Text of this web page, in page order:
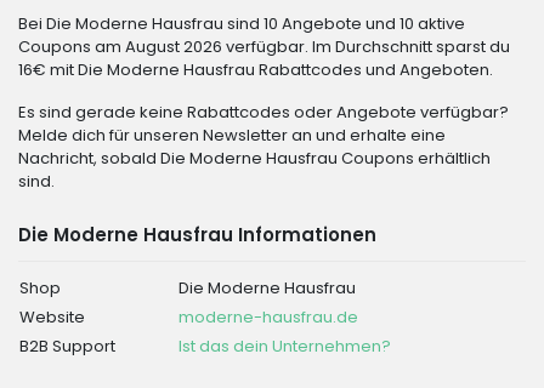
Bei Die Moderne Hausfrau sind 10 Angebote und 10 aktive
Coupons am August 2026 verfügbar. Im Durchschnitt sparst du
16€ mit Die Moderne Hausfrau Rabattcodes und Angeboten.
Es sind gerade keine Rabattcodes oder Angebote verfügbar?
Melde dich für unseren Newsletter an und erhalte eine
Nachricht, sobald Die Moderne Hausfrau Coupons erhältlich
sind.
Die Moderne Hausfrau Informationen
Shop
Die Moderne Hausfrau
Website
moderne-hausfrau.de
B2B Support
Ist das dein Unternehmen?